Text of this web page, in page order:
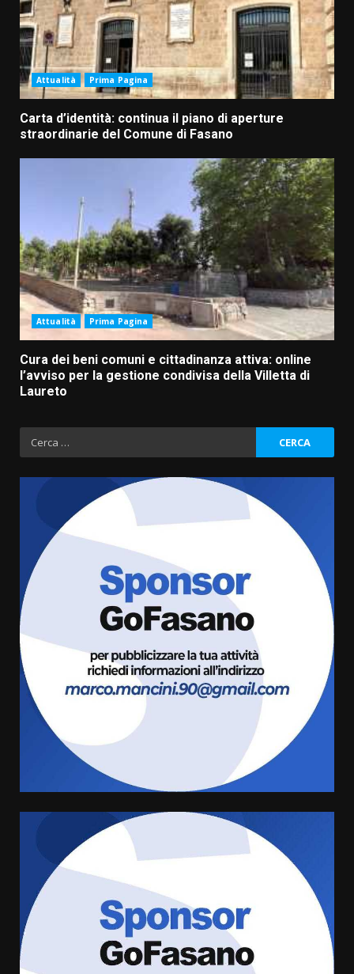
Attualità Prima Pagina
Carta d’identità: continua il piano di aperture
straordinarie del Comune di Fasano
Attualità Prima Pagina
Cura dei beni comuni e cittadinanza attiva: online
l’avviso per la gestione condivisa della Villetta di
Laureto
Ricerca
per:
Fasanese ferito a colpi di arma
da fuoco
6 Agosto 2026 18:13
Carta d’identità: continua il piano
di aperture straordinarie del
Comune di Fasano
cittadina di Fratelli d’Italia,
pronta a tornare in Consiglio
comunale
6 Agosto 2026 08:00
Cura dei beni comuni e
cittadinanza attiva: online
l’avviso per la gestione
condivisa della Villetta di
Laureto